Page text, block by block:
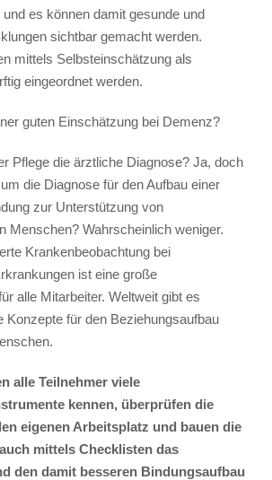
es können damit gesunde und
sichtbar gemacht werden.
mittels Selbsteinschätzung als
eingeordnet werden.
guten Einschätzung bei Demenz?
Pflege die ärztliche Diagnose? Ja, doch
die Diagnose für den Aufbau einer
zur Unterstützung von
Menschen? Wahrscheinlich weniger.
Krankenbeobachtung bei
ist eine große
alle Mitarbeiter. Weltweit gibt es
Konzepte für den Beziehungsaufbau
alle Teilnehmer viele
kennen, überprüfen die
eigenen Arbeitsplatz und bauen die
mittels Checklisten das
den damit besseren Bindungsaufbau